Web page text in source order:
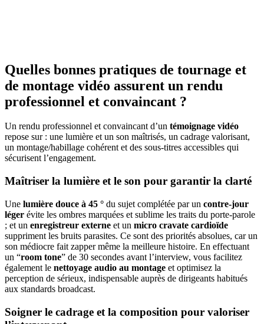
Quelles bonnes pratiques de tournage et
de montage vidéo assurent un rendu
professionnel et convaincant ?
Un rendu professionnel et convaincant d’un témoignage vidéo
repose sur : une lumière et un son maîtrisés, un cadrage valorisant,
un montage/habillage cohérent et des sous-titres accessibles qui
sécurisent l’engagement.
Maîtriser la lumière et le son pour garantir la clarté
Une lumière douce à 45 ° du sujet complétée par un contre-jour
léger évite les ombres marquées et sublime les traits du porte-parole
; et un enregistreur externe et un micro cravate cardioïde
suppriment les bruits parasites. Ce sont des priorités absolues, car un
son médiocre fait zapper même la meilleure histoire. En effectuant
un “room tone” de 30 secondes avant l’interview, vous facilitez
également le nettoyage audio au montage et optimisez la
perception de sérieux, indispensable auprès de dirigeants habitués
aux standards broadcast.
Soigner le cadrage et la composition pour valoriser